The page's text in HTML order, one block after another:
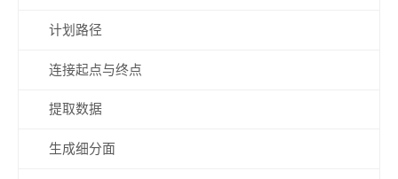
计划路径
连接起点与终点
提取数据
生成细分面